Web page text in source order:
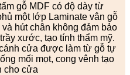
gỗ MDF có độ dày từ
một lớp Laminate vân gỗ
hút chân không đảm bảo
xước, tạo tính thẩm mỹ.
cửa được làm từ gỗ tự
mối mọt, cong vênh tạo
cho cửa